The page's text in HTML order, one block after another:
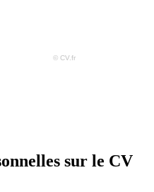
sur le CV